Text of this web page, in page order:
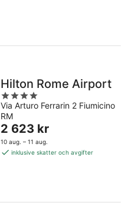
Hilton Rome Airport
4
out
of
5
Via Arturo Ferrarin 2 Fiumicino
RM
Priset
är
2 623 kr
2 623 kr
10 aug. – 11 aug.
inklusive skatter och avgifter